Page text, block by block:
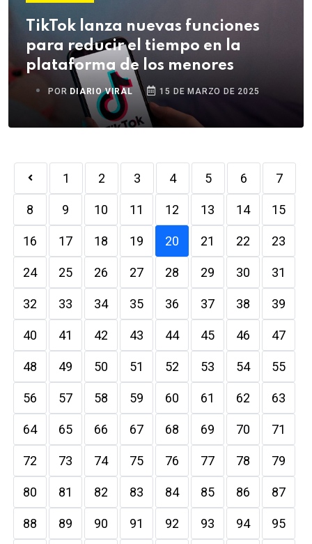
TikTok lanza nuevas funciones
para reducir el tiempo en la
plataforma de los menores
POR DIARIO VIRAL 15 DE MARZO DE 2025
1 2 3 4 5 6 7
8 9 10 11 12 13 14 15
16 17 18 19 20 21 22 23
24 25 26 27 28 29 30 31
32 33 34 35 36 37 38 39
40 41 42 43 44 45 46 47
48 49 50 51 52 53 54 55
56 57 58 59 60 61 62 63
64 65 66 67 68 69 70 71
72 73 74 75 76 77 78 79
80 81 82 83 84 85 86 87
88 89 90 91 92 93 94 95